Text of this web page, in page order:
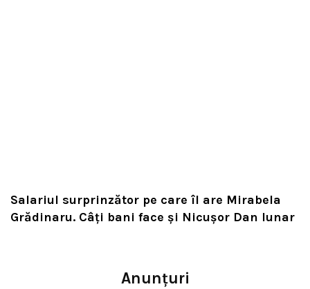
Salariul surprinzător pe care îl are Mirabela
Grădinaru. Câţi bani face şi Nicuşor Dan lunar
Anunțuri